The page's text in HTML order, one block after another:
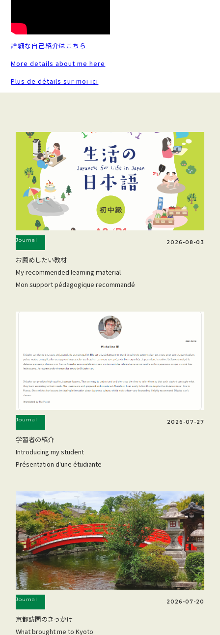
詳細な自己紹介はこちら
More details about me here
Plus de détails sur moi ici
Journal 2026-08-03
お薦めしたい教材
My recommended learning ｍaterial
Mon support pédagogique recommandé
Journal 2026-07-27
学習者の紹介
Introducing my student
Présentation d'une étudiante
Journal 2026-07-20
京都訪問のきっかけ
What brought me to Kyoto